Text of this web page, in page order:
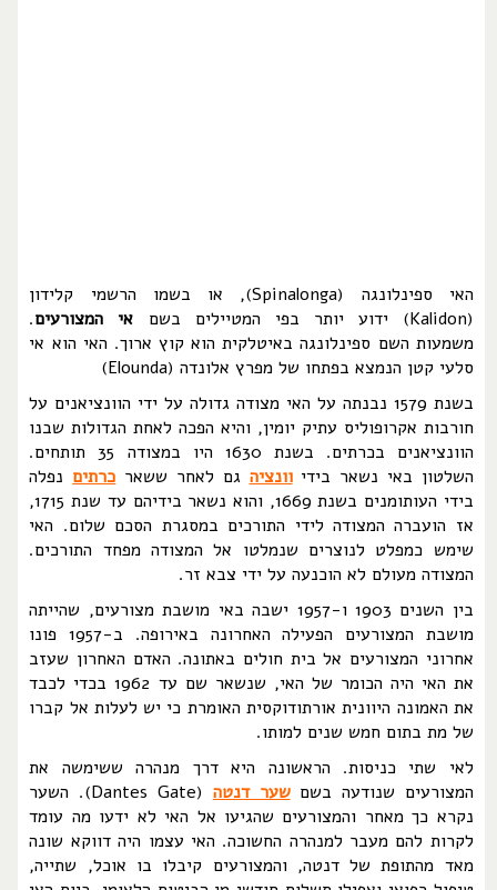
האי ספינלונגה (Spinalonga), או בשמו הרשמי קלידון
(Kalidon) ידוע יותר בפי המטיילים בשם
אי המצורעים.
משמעות השם ספינלונגה באיטלקית הוא קוץ ארוך. האי הוא אי
סלעי קטן הנמצא בפתחו של מפרץ אלונדה (Elounda)
בשנת 1579 נבנתה על האי מצודה גדולה על ידי הוונציאנים על
חורבות אקרופוליס עתיק יומין, והיא הפכה לאחת הגדולות שבנו
הוונציאנים בכרתים. בשנת 1630 היו במצודה 35 תותחים.
השלטון באי נשאר בידיוונציה גם לאחר ששאר כרתים נפלה
בידי העותומנים בשנת 1669, והוא נשאר בידיהם עד שנת 1715,
אז הועברה המצודה לידי התורכים במסגרת הסכם שלום. האי
שימש כמפלט לנוצרים שנמלטו אל המצודה מפחד התורכים.
המצודה מעולם לא הוכנעה על ידי צבא זר.
בין השנים 1903 ו-1957 ישבה באי מושבת מצורעים, שהייתה
מושבת המצורעים הפעילה האחרונה באירופה. ב-1957 פונו
אחרוני המצורעים אל בית חולים באתונה. האדם האחרון שעזב
את האי היה הכומר של האי, שנשאר שם עד 1962 בכדי לכבד
את האמונה היוונית אורתודוקסית האומרת כי יש לעלות אל קברו
של מת בתום חמש שנים למותו.
לאי שתי כניסות. הראשונה היא דרך מנהרה ששימשה את
המצורעים שנודעה בשםשער דנטה
(Dantes Gate). השער
נקרא כך מאחר והמצורעים שהגיעו אל האי לא ידעו מה עומד
לקרות להם מעבר למנהרה החשוכה. האי עצמו היה דווקא שונה
מאד מהתופת של דנטה, והמצורעים קיבלו בו אוכל, שתייה,